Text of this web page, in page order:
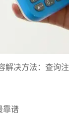
决方法：查询
靠谱